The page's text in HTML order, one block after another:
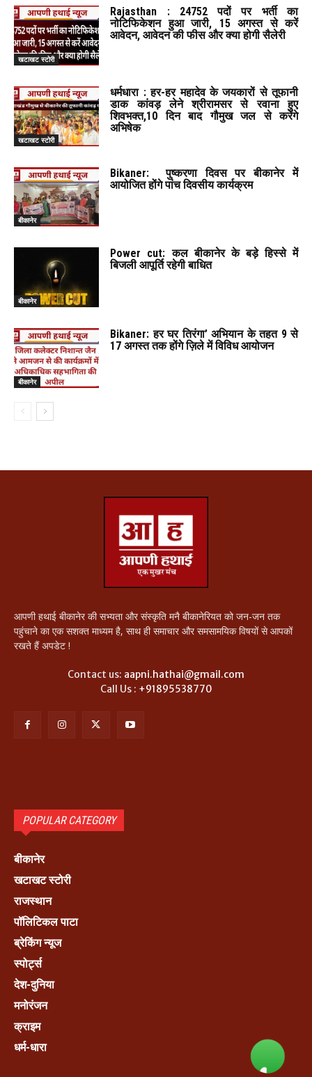
खटाखट स्टोरी
Rajasthan : 24752 पदों पर भर्ती का
नोटिफिकेशन हुआ जारी, 15 अगस्त से करें
आवेदन, आवेदन की फीस और क्या होगी सैलेरी
खटाखट स्टोरी
धर्मधारा : हर-हर महादेव के जयकारों से तूफानी
डाक कांवड़ लेने श्रीरामसर से रवाना हुए
शिवभक्त,10 दिन बाद गौमुख जल से करेंगे
अभिषेक
बीकानेर
Bikaner: पुष्करणा दिवस पर बीकानेर में
आयोजित होंगे पांच दिवसीय कार्यक्रम
बीकानेर
Power cut: कल बीकानेर के बड़े हिस्से में
बिजली आपूर्ति रहेगी बाधित
बीकानेर
Bikaner: हर घर तिरंगा’ अभियान के तहत 9 से
17 अगस्त तक होंगे ज़िले में विविध आयोजन
आपणी हथाई बीकानेर की सभ्यता और संस्कृति मनै बीकानेरियत को जन-जन तक
पहुंचाने का एक सशक्त माध्यम है, साथ ही समाचार और समसामयिक विषयों से आपकों
रखते हैं अपडेट !
Contact us: aapni.hathai@gmail.com
Call Us : +91895538770
POPULAR CATEGORY
बीकानेर
खटाखट स्टोरी
राजस्थान
पॉलिटिकल पाटा
ब्रेकिंग न्यूज
स्पोर्ट्स
देश-दुनिया
मनोरंजन
क्राइम
धर्म-धारा